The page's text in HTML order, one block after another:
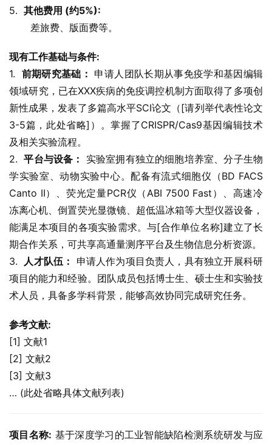
5. 其他费用 (约5%):
       差旅费、版面费等。
现有工作基础与条件:
1. 前期研究基础： 申请人团队长期从事免疫学和基因编辑
领域研究，已在XXX疾病的免疫调控机制方面取得了多项创
新性成果，发表了多篇高水平SCI论文（[请列举代表性论文
3-5篇，此处省略]）。掌握了CRISPR/Cas9基因编辑技术
及相关实验流程。
2. 平台与设备：
实验室拥有独立的细胞培养室、分子生物
学实验室、动物实验中心。配备有流式细胞仪（BD FACS
Canto II）、荧光定量PCR仪（ABI 7500 Fast）、高速冷
冻离心机、倒置荧光显微镜、超低温冰箱等大型仪器设备，
能满足本项目的各项实验需求。与[合作单位名称]建立了长
期合作关系，可共享高通量测序平台及生物信息分析资源。
3. 人才队伍：
申请人作为项目负责人，具有独立开展科研
项目的能力和经验。团队成员包括博士生、硕士生和实验技
术人员，具备多学科背景，能够高效协同完成研究任务。
参考文献:
[1] 文献1
[2] 文献2
[3] 文献3
… (此处省略具体文献列表)
项目名称: 基于深度学习的工业智能缺陷检测系统研发与应